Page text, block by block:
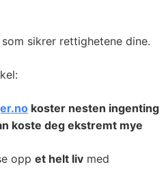
sikrer rettighetene dine.
koster nesten ingenting
koste deg ekstremt mye
opp et helt liv med